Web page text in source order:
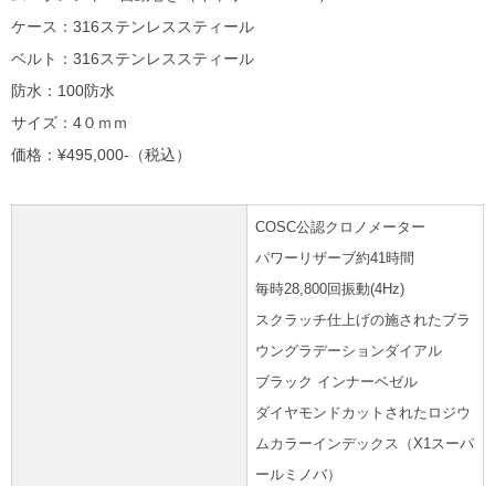
ケース：316ステンレススティール
ベルト：316ステンレススティール
防水：100防水
サイズ：4０ｍｍ
価格：¥495,000-（税込）
COSC公認クロノメーター
パワーリザーブ約41時間
毎時28,800回振動(4Hz)
スクラッチ仕上げの施されたブラ
ウングラデーションダイアル
ブラック インナーベゼル
ダイヤモンドカットされたロジウ
ムカラーインデックス（X1スーパ
ールミノバ）